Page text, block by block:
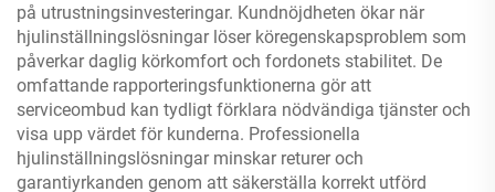
på utrustningsinvesteringar. Kundnöjdheten ökar när
hjulinställningslösningar löser köregenskapsproblem som
påverkar daglig körkomfort och fordonets stabilitet. De
omfattande rapporteringsfunktionerna gör att
serviceombud kan tydligt förklara nödvändiga tjänster och
visa upp värdet för kunderna. Professionella
hjulinställningslösningar minskar returer och
garantiyrkanden genom att säkerställa korrekt utförd